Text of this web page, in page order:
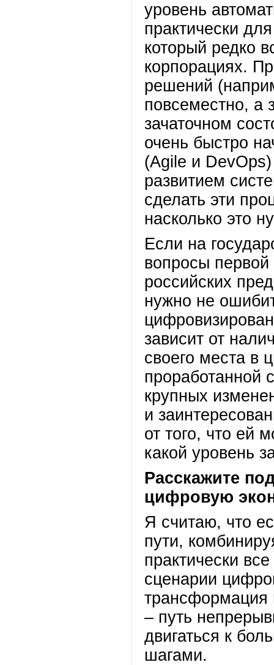
уровень
практически
который редко
корпорациях.
решений
повсеместно, а
зачаточном
очень быстро
(Agile и
развитием
сделать эти
насколько это
Если на
вопросы
российских
нужно не
зависит от
своего места в
проработанной
крупных
и
от того, что ей
какой уровень
Расскажите
цифровую
Я считаю, что
пути,
практически
сценарии
трансформация
– путь
двигаться к
шагами.